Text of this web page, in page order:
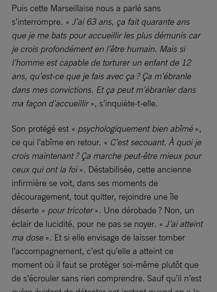
Puis cette Marseillaise nous a parlé sans
s’interrompre. « J’ai 63 ans, ça fait quarante ans
que je me bats pour accueillir les plus démunis car
je crois profondément en l’être humain. Mais si
l’homme est capable de torturer un enfant de 12
ans, qu’est-ce que je fais avec ça ? Ça m’ébranle
dans mes convictions. Et ça peut m’ébranler dans
ma façon d’accueillir», s’inquiète-t-elle.
Son protégé est « psychologiquement bien abîmé »,
ce qui l’abîme en retour. « C’est secouant. À quoi je
crois maintenant ? Ça marche peut-être mieux pour
ceux qui ont la foi». Déstabilisée, cette ancienne
infirmière se voit, dans ses moments de
découragement, tout quitter, rejoindre une île
déserte « pour tricoter». Une dérobade ? Non, un
éclair de lucidité, pour ne pas se noyer. « J’ai atteint
ma dose». Et si elle envisage de laisser tomber
l’accompagnement, c’est qu’elle a atteint ce
moment où il faut se protéger soi-même plutôt que
de s’écrouler sans rien comprendre. Sauf qu’il n’est